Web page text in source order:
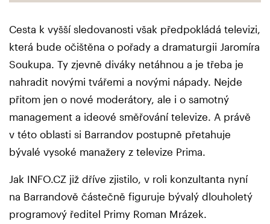
Cesta k vyšší sledovanosti však předpokládá televizi,
která bude očištěna o pořady a dramaturgii Jaromíra
Soukupa. Ty zjevně diváky netáhnou a je třeba je
nahradit novými tvářemi a novými nápady. Nejde
přitom jen o nové moderátory, ale i o samotný
management a ideové směřování televize. A právě
v této oblasti si Barrandov postupně přetahuje
bývalé vysoké manažery z televize Prima.
Jak INFO.CZ již dříve zjistilo, v roli konzultanta nyní
na Barrandově částečně figuruje bývalý dlouholetý
programový ředitel Primy Roman Mrázek.